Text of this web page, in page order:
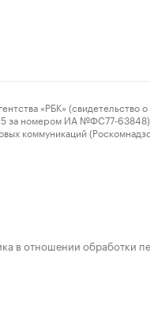
«РБК» (свидетельство о
номером ИА №ФС77-63848)
коммуникаций
в отношении обработки